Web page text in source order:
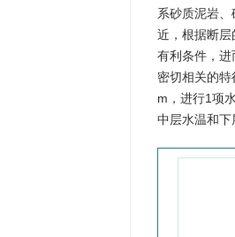
系砂质泥岩、
近，根据断
有利条件，
密切相关的
m，进行1项
中层水温和下